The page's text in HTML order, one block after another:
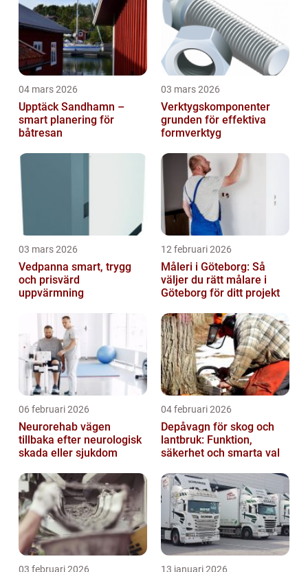
04 mars 2026
Upptäck Sandhamn –
smart planering för
båtresan
03 mars 2026
Verktygskomponenter
grunden för effektiva
formverktyg
03 mars 2026
Vedpanna smart, trygg
och prisvärd
uppvärmning
12 februari 2026
Måleri i Göteborg: Så
väljer du rätt målare i
Göteborg för ditt projekt
06 februari 2026
Neurorehab vägen
tillbaka efter neurologisk
skada eller sjukdom
04 februari 2026
Depåvagn för skog och
lantbruk: Funktion,
säkerhet och smarta val
03 februari 2026 13 januari 2026